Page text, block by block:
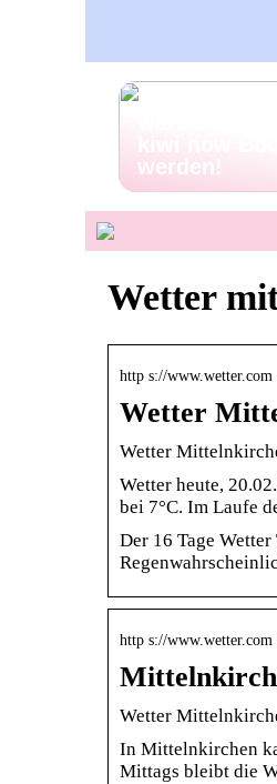
Pet Talk: 5
werden!
Wetter
http s://
Wetter
Wetter
Wetter heute,
bei 7°C. Im Laufe
Der 16 Tage
http s://www.wetter.com
Wetter
In Mittelnkirchen
Mittags bleibt die